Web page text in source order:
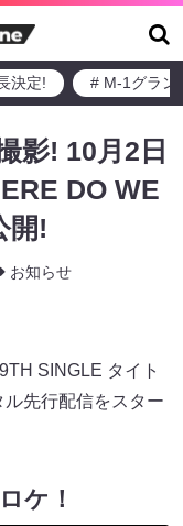
決定! # M-1グラン
影! 10月2日
DO WE
開!
お知らせ
SINGLE タイト
先行配信をスター
ケ！